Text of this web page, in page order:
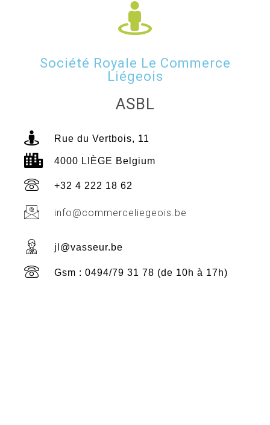
Société Royale Le Commerce
Liégeois
ASBL
Rue du Vertbois, 11
4000 LIÈGE Belgium
+32 4 222 18 62
info@commerceliegeois.be
jl@vasseur.be
Gsm : 0494/79 31 78 (de 10h à 17h)